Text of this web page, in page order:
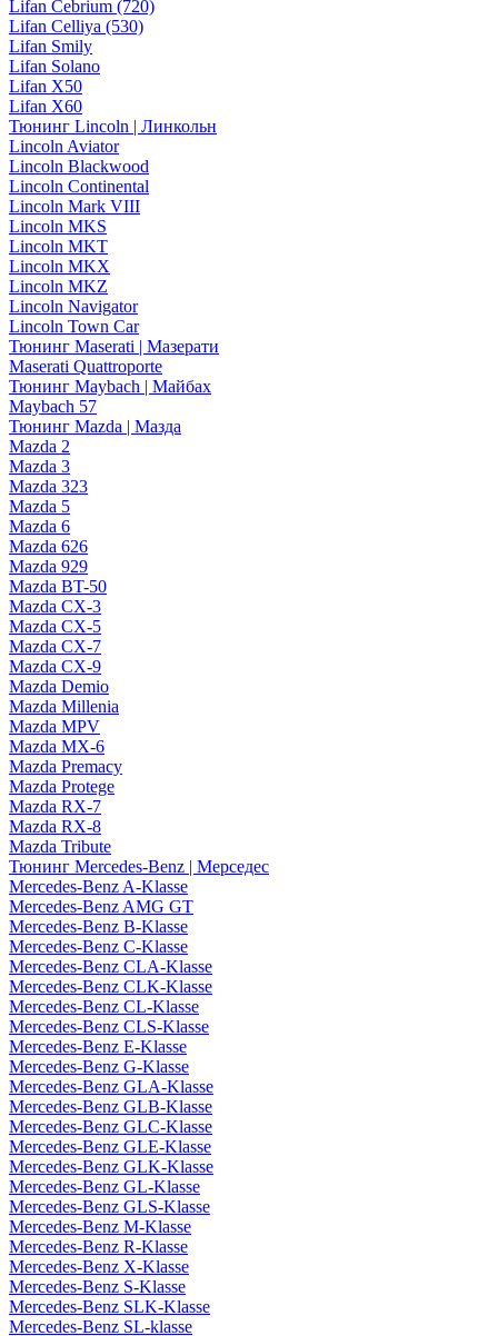
Lifan Cebrium (720)
Lifan Celliya (530)
Lifan Smily
Lifan Solano
Lifan X50
Lifan X60
Тюнинг Lincoln | Линкольн
Lincoln Aviator
Lincoln Blackwood
Lincoln Continental
Lincoln Mark VIII
Lincoln MKS
Lincoln MKT
Lincoln MKX
Lincoln MKZ
Lincoln Navigator
Lincoln Town Car
Тюнинг Maserati | Мазерати
Maserati Quattroporte
Тюнинг Maybach | Майбах
Maybach 57
Тюнинг Mazda | Мазда
Mazda 2
Mazda 3
Mazda 323
Mazda 5
Mazda 6
Mazda 626
Mazda 929
Mazda BT-50
Mazda CX-3
Mazda CX-5
Mazda CX-7
Mazda CX-9
Mazda Demio
Mazda Millenia
Mazda MPV
Mazda MX-6
Mazda Premacy
Mazda Protege
Mazda RX-7
Mazda RX-8
Mazda Tribute
Тюнинг Mercedes-Benz | Мерседес
Mercedes-Benz A-Klasse
Mercedes-Benz AMG GT
Mercedes-Benz B-Klasse
Mercedes-Benz C-Klasse
Mercedes-Benz CLA-Klasse
Mercedes-Benz CLK-Klasse
Mercedes-Benz CL-Klasse
Mercedes-Benz CLS-Klasse
Mercedes-Benz E-Klasse
Mercedes-Benz G-Klasse
Mercedes-Benz GLA-Klasse
Mercedes-Benz GLB-Klasse
Mercedes-Benz GLC-Klasse
Mercedes-Benz GLE-Klasse
Mercedes-Benz GLK-Klasse
Mercedes-Benz GL-Klasse
Mercedes-Benz GLS-Klasse
Mercedes-Benz M-Klasse
Mercedes-Benz R-Klasse
Mercedes-Benz X-Klasse
Mercedes-Benz S-Klasse
Mercedes-Benz SLK-Klasse
Mercedes-Benz SL-klasse